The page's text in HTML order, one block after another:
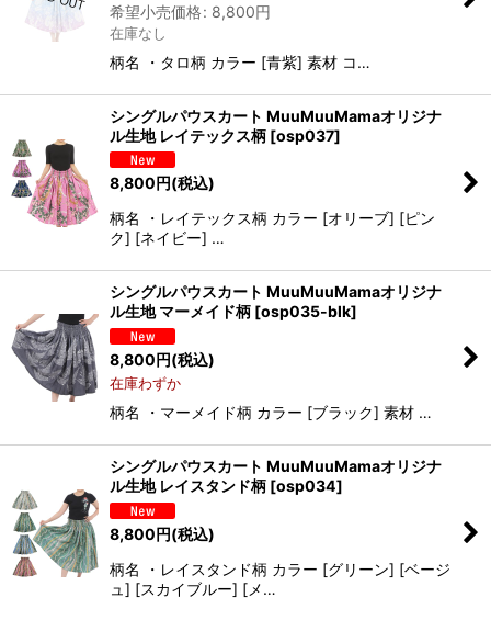
希望小売価格: 8,800円
在庫なし
柄名 ・タロ柄 カラー [青紫] 素材 コ…
シングルパウスカート MuuMuuMamaオリジナ
ル生地 レイテックス柄 [osp037]
8,800円(税込)
柄名 ・レイテックス柄 カラー [オリーブ] [ピン
ク] [ネイビー] …
シングルパウスカート MuuMuuMamaオリジナ
ル生地 マーメイド柄 [osp035-blk]
8,800円(税込)
在庫わずか
柄名 ・マーメイド柄 カラー [ブラック] 素材 …
シングルパウスカート MuuMuuMamaオリジナ
ル生地 レイスタンド柄 [osp034]
8,800円(税込)
柄名 ・レイスタンド柄 カラー [グリーン] [ベージ
ュ] [スカイブルー] [メ…